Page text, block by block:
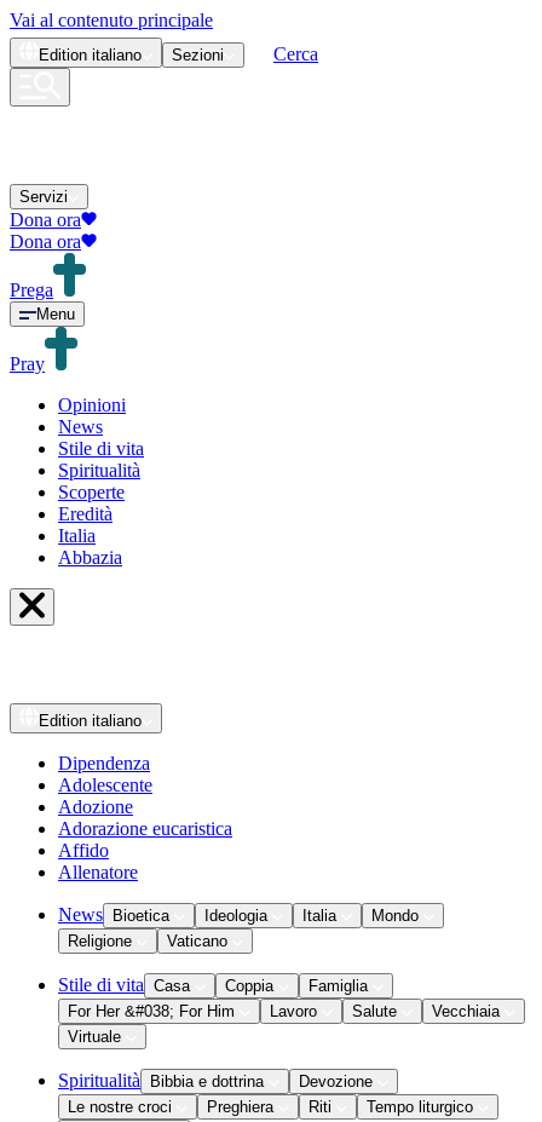
Vai al contenuto principale
Edition italiano Sezioni Cerca
Servizi
Dona ora
Dona ora
Prega
Menu
Pray
Opinioni
News
Stile di vita
Spiritualità
Scoperte
Eredità
Italia
Abbazia
Edition italiano
Dipendenza
Adolescente
Adozione
Adorazione eucaristica
Affido
Allenatore
News Bioetica Ideologia Italia
Mondo
Religione
Vaticano
Stile di vita Casa Coppia
Famiglia
For Her &#038; For Him
Lavoro Salute
Vecchiaia
Virtuale
Spiritualità Bibbia e dottrina
Devozione
Le nostre croci
Preghiera Riti
Tempo liturgico